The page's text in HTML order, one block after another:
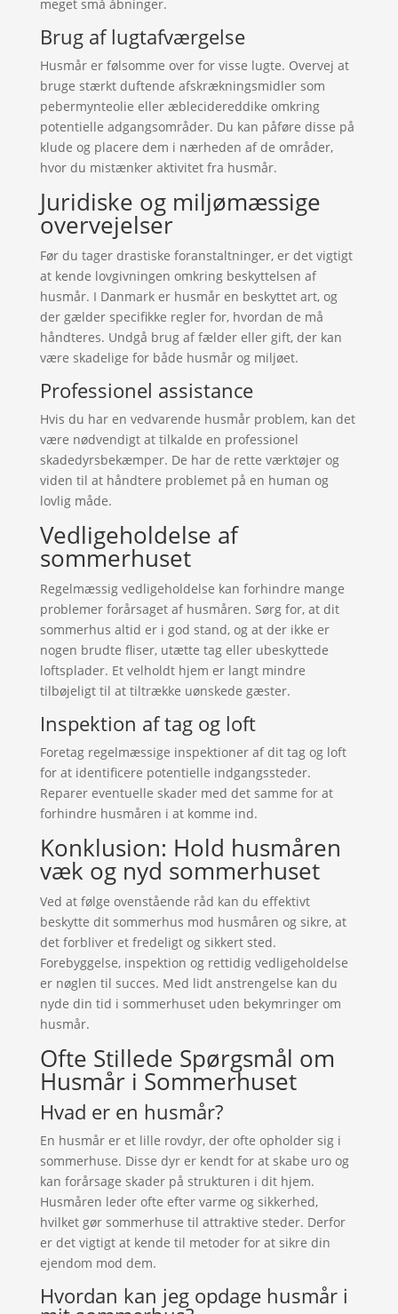
meget små åbninger.
Brug af lugtafværgelse
Husmår er følsomme over for visse lugte. Overvej at
bruge stærkt duftende afskrækningsmidler som
pebermynteolie eller æblecidereddike omkring
potentielle adgangsområder. Du kan påføre disse på
klude og placere dem i nærheden af de områder,
hvor du mistænker aktivitet fra husmår.
Juridiske og miljømæssige
overvejelser
Før du tager drastiske foranstaltninger, er det vigtigt
at kende lovgivningen omkring beskyttelsen af
husmår. I Danmark er husmår en beskyttet art, og
der gælder specifikke regler for, hvordan de må
håndteres. Undgå brug af fælder eller gift, der kan
være skadelige for både husmår og miljøet.
Professionel assistance
Hvis du har en vedvarende husmår problem, kan det
være nødvendigt at tilkalde en professionel
skadedyrsbekæmper. De har de rette værktøjer og
viden til at håndtere problemet på en human og
lovlig måde.
Vedligeholdelse af
sommerhuset
Regelmæssig vedligeholdelse kan forhindre mange
problemer forårsaget af husmåren. Sørg for, at dit
sommerhus altid er i god stand, og at der ikke er
nogen brudte fliser, utætte tag eller ubeskyttede
loftsplader. Et velholdt hjem er langt mindre
tilbøjeligt til at tiltrække uønskede gæster.
Inspektion af tag og loft
Foretag regelmæssige inspektioner af dit tag og loft
for at identificere potentielle indgangssteder.
Reparer eventuelle skader med det samme for at
forhindre husmåren i at komme ind.
Konklusion: Hold husmåren
væk og nyd sommerhuset
Ved at følge ovenstående råd kan du effektivt
beskytte dit sommerhus mod husmåren og sikre, at
det forbliver et fredeligt og sikkert sted.
Forebyggelse, inspektion og rettidig vedligeholdelse
er nøglen til succes. Med lidt anstrengelse kan du
nyde din tid i sommerhuset uden bekymringer om
husmår.
Ofte Stillede Spørgsmål om
Husmår i Sommerhuset
Hvad er en husmår?
En husmår er et lille rovdyr, der ofte opholder sig i
sommerhuse. Disse dyr er kendt for at skabe uro og
kan forårsage skader på strukturen i dit hjem.
Husmåren leder ofte efter varme og sikkerhed,
hvilket gør sommerhuse til attraktive steder. Derfor
er det vigtigt at kende til metoder for at sikre din
ejendom mod dem.
Hvordan kan jeg opdage husmår i